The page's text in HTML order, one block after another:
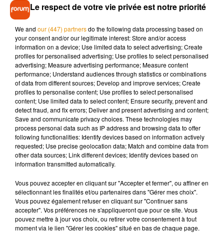
La ministre déléguée au commerce, Olivia Grégoire, a
précisé que l’arrêté pour faire passer la mesure
signé. Un arrêté qui se trouve actuellement sur la table du
Premier ministre Gabriel Attal, et qui devrait être publié dans
les prochains jours au Journal officiel.
Musique
Madonna sort enfin le remix de « Love
Sensation » avec Kylie Minogue
Le respect de votre vie privée est notre priorité
We and our (447) partnersdo the following data processing based on
your consent and/or our legitimate interest: Store and/or access
information on a device; Use limited data to select advertising; Create
profiles for personalised advertising; Use profiles to select personalised
advertising; Measure advertising performance; Measure content
performance; Understand audiences through statistics or combinations
of data from different sources; Develop and improve services; Create
profiles to personalise content; Use profiles to select personalised
content; Use limited data to select content; Ensure security, prevent and
detect fraud, and fix errors; Deliver and present advertising and content;
Save and communicate privacy choices. These technologies may
process personal data such as IP address and browsing data to offer
following functionalities: Identify devices based on information actively
requested; Use precise geolocation data; Match and combine data from
other data sources; Link different devices; Identify devices based on
information transmitted automatically.
Vous pouvez accepter en cliquant sur "Accepter et fermer", ou affiner en
sélectionnant les finalités et/ou partenaires dans "Gérer mes choix".
Vous pouvez également refuser en cliquant sur "Continuer sans
accepter". Vos préférences ne s'appliqueront que pour ce site. Vous
pouvez mettre à jour vos choix, ou retirer votre consentement à tout
moment via le lien "Gérer les cookies" situé en bas de chaque page.